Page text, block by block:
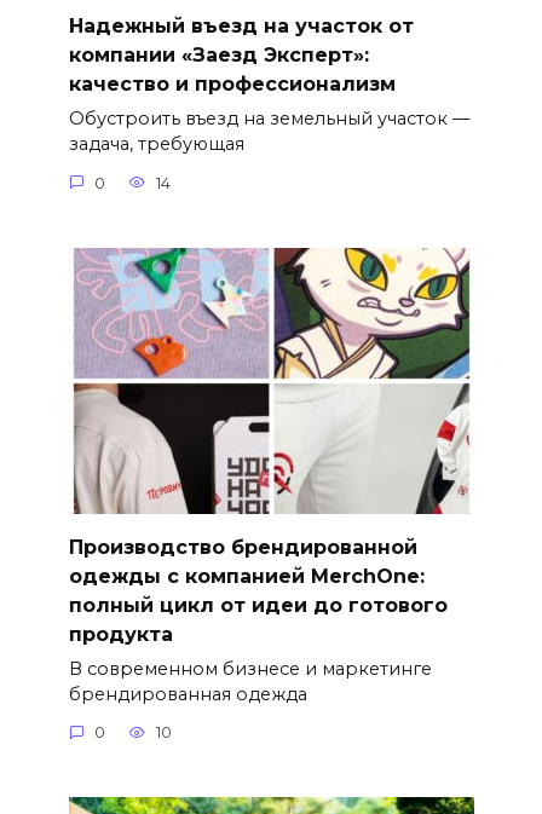
Надежный въезд на участок от
компании «Заезд Эксперт»:
качество и профессионализм
Обустроить въезд на земельный участок —
задача, требующая
0 14
Производство брендированной
одежды с компанией MerchOne:
полный цикл от идеи до готового
продукта
В современном бизнесе и маркетинге
брендированная одежда
0 10